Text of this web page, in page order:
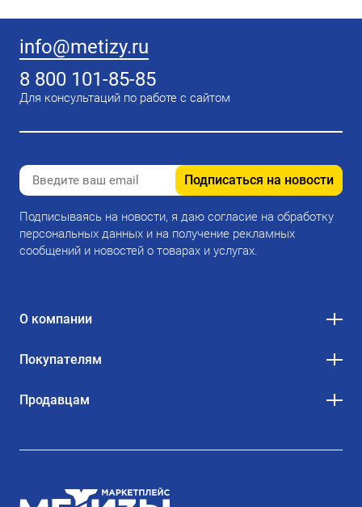
info@metizy.ru
8 800 101-85-85
Для консультаций по работе с сайтом
Подписаться на новости
Подписываясь на новости, я даю согласие на обработку
персональных данных и на получение рекламных
сообщений и новостей о товарах и услугах.
О компании
Покупателям
Продавцам